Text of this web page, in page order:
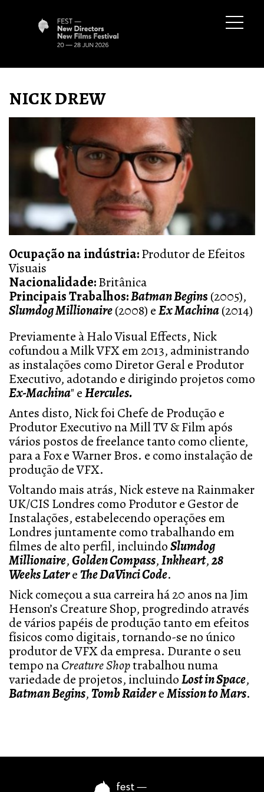
NICK DREW
Ocupação na indústria:Produtor de Efeitos
Visuais
Nacionalidade:Britânica
Principais Trabalhos:Batman Begins (2005),
Slumdog Millionaire(2008) eEx Machina(2014)
Previamente à Halo Visual Effects, Nick
cofundou a Milk VFX em 2013, administrando
as instalações como Diretor Geral e Produtor
Executivo, adotando e dirigindo projetos como
Ex-Machina" eHercules.
Antes disto, Nick foi Chefe de Produção e
Produtor Executivo na Mill TV & Film após
vários postos de freelance tanto como cliente,
para a Fox e Warner Bros. e como instalação de
produção de VFX.
Voltando mais atrás, Nick esteve na Rainmaker
UK/CIS Londres como Produtor e Gestor de
Instalações, estabelecendo operações em
Londres juntamente como trabalhando em
filmes de alto perfil, incluindoSlumdog
Millionaire,Golden Compass,Inkheart,28
Weeks LatereThe DaVinci Code.
Nick começou a sua carreira há 20 anos na Jim
Henson’s Creature Shop, progredindo através
de vários papéis de produção tanto em efeitos
físicos como digitais, tornando-se no único
produtor de VFX da empresa. Durante o seu
tempo naCreature Shoptrabalhou numa
variedade de projetos, incluindoLost in Space,
Batman Begins,Tomb RaidereMission to Mars.